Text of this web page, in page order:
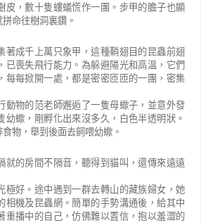
皮，數十隻螻蟻慌作一團。步甲的膽子也顯
命往樹洞裏鑽。
著成千上萬只象甲，這種鞘翅目的昆蟲前翅
已喪失飛行能力。為躲避陽光和高溫，它們
每每掀開一處，都是密密匝匝的一團，密集
動物的范老師邂逅了一隻母蠍子，並意外發
幼蠍，剛孵化出來沒多久，白色半透明狀。
物，舉到後面去飼喂幼蠍。
就的房間不隔音，聽得到貓叫，還傳來遠遠
極好。途中遇到一群去轉山的藏族婦女，她
相機及昆蟲網。簡單的手勢溝通後，給其中
重播中的自己，仿佛難以置信，抱以羞澀的